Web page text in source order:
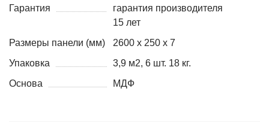
Гарантия
гарантия производителя
15 лет
Размеры панели (мм)
2600 х 250 х 7
Упаковка
3,9 м2, 6 шт. 18 кг.
Основа
МДФ